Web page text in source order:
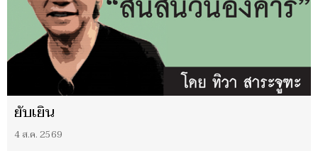
ยับเยิน
4 ส.ค. 2569